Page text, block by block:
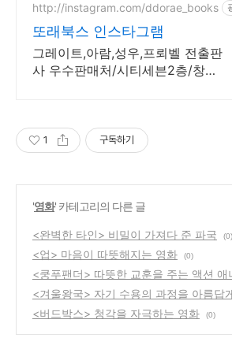
http://instagram.com/ddorae_books
또래북스 인스타그램
그레이트,아람,성우,프뢰벨 전출판
사 우수판매처/시티세븐2층/창원
1 구독하기
'영화' 카테고리의 다른 글
<완벽한 타인> 비밀이 가져다 준 파국 (0)
<업> 마음이 따뜻해지는 영화 (0)
<쿵푸팬더> 따뜻한 교훈을 주는 액션 애
이션
(0)
<겨울왕국> 자기 수용의 과정을 아름답
여주는 영화
(0)
<버드박스> 청각을 자극하는 영화 (0)